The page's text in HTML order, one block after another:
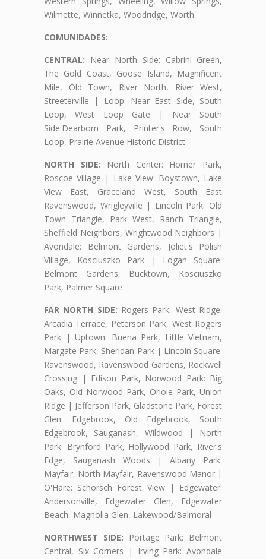
Wilmette, Winnetka, Woodridge, Worth
COMUNIDADES:
CENTRAL: Near North Side: Cabrini–Green,
The Gold Coast, Goose Island, Magnificent
Mile, Old Town, River North, River West,
Streeterville | Loop: Near East Side, South
Loop, West Loop Gate | Near South
Side:Dearborn Park, Printer's Row, South
Loop, Prairie Avenue Historic District
NORTH SIDE: North Center: Horner Park,
Roscoe Village | Lake View: Boystown, Lake
View East, Graceland West, South East
Ravenswood, Wrigleyville | Lincoln Park: Old
Town Triangle, Park West, Ranch Triangle,
Sheffield Neighbors, Wrightwood Neighbors |
Avondale: Belmont Gardens, Joliet's Polish
Village, Kosciuszko Park | Logan Square:
Belmont Gardens, Bucktown, Kosciuszko
Park, Palmer Square
FAR NORTH SIDE: Rogers Park, West Ridge:
Arcadia Terrace, Peterson Park, West Rogers
Park | Uptown: Buena Park, Little Vietnam,
Margate Park, Sheridan Park | Lincoln Square:
Ravenswood, Ravenswood Gardens, Rockwell
Crossing | Edison Park, Norwood Park: Big
Oaks, Old Norwood Park, Oriole Park, Union
Ridge | Jefferson Park, Gladstone Park, Forest
Glen: Edgebrook, Old Edgebrook, South
Edgebrook, Sauganash, Wildwood | North
Park: Brynford Park, Hollywood Park, River's
Edge, Sauganash Woods | Albany Park:
Mayfair, North Mayfair, Ravenswood Manor |
O'Hare: Schorsch Forest View | Edgewater:
Andersonville, Edgewater Glen, Edgewater
Beach, Magnolia Glen, Lakewood/Balmoral
NORTHWEST SIDE: Portage Park: Belmont
Central, Six Corners | Irving Park: Avondale